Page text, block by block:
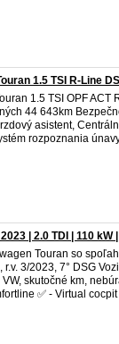
1.5 TSI R-Line
1.5 TSI OPF
44 643km
asistent,
rozpoznania
| 2.0 TDI | 110 kW
Touran so
r.v. 3/2023, 7° DSG
skutočné km,
✅ - Virtual